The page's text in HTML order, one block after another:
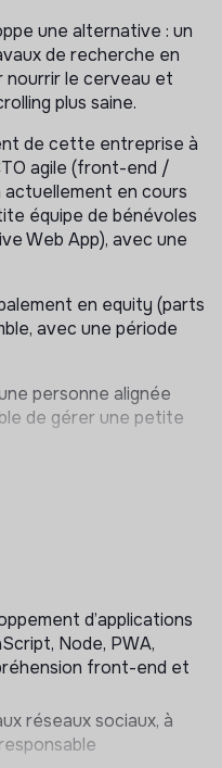
une alternative : un
de recherche en
nourrir le cerveau et
plus saine.
de cette entreprise à
agile (front-end /
actuellement en cours
équipe de bénévoles
Web App), avec une
en equity (parts
avec une période
personne alignée
de gérer une petite
(priorisation des
timeline du produit)
de travail
des décisions et
technique bénévole
contribuant au
et les
d’applications
Node, PWA,
front-end et
réseaux sociaux, à